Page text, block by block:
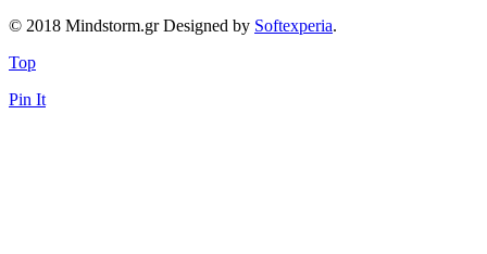
© 2018 Mindstorm.gr Designed by Softexperia.
Top
Pin It